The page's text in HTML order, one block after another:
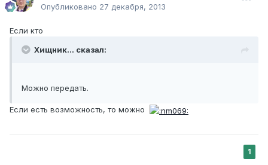
Опубликовано 27 декабря, 2013
Если кто
Хищник... сказал:
Можно передать.
Если есть возможность, то можно
1